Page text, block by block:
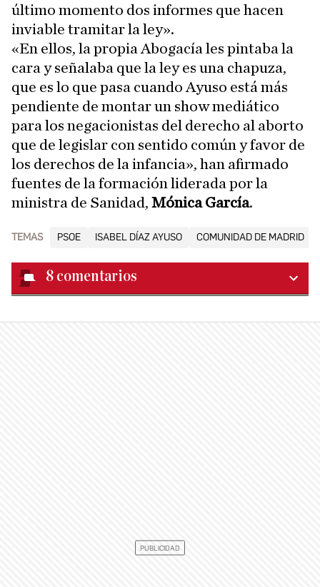
último momento dos informes que hacen
inviable tramitar la ley».
«En ellos, la propia Abogacía les pintaba la
cara y señalaba que la ley es una chapuza,
que es lo que pasa cuando Ayuso está más
pendiente de montar un show mediático
para los negacionistas del derecho al aborto
que de legislar con sentido común y favor de
los derechos de la infancia», han afirmado
fuentes de la formación liderada por la
ministra de Sanidad, Mónica García.
TEMAS PSOE ISABEL DÍAZ AYUSO COMUNIDAD DE MADRID
8 comentarios